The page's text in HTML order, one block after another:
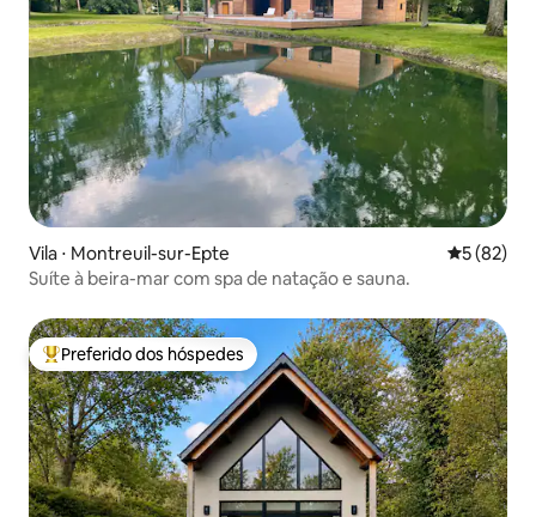
Vila ⋅ Montreuil-sur-Epte 5 de uma
5 (82)
Suíte à beira-mar com spa de natação e sauna.
Entre os melhores preferidos dos hóspedes
Preferido dos hóspedes